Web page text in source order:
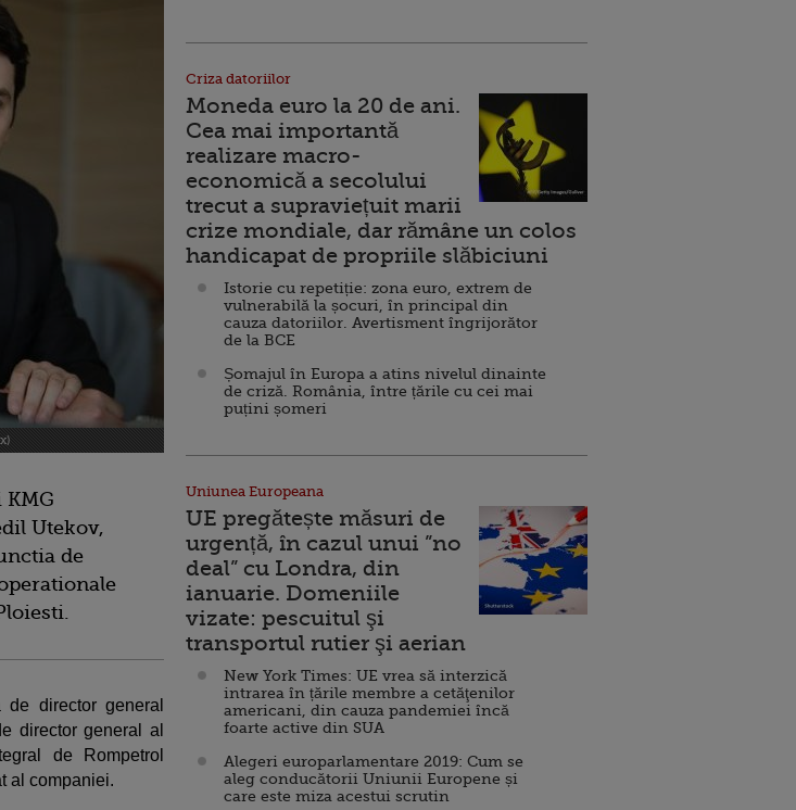
Utekov,
de
director general
director general al
de Rompetrol
al companiei.
Criza datoriilor
Moneda euro la 20 de ani.
Cea mai importantă
realizare macro-
economică a secolului
trecut a supraviețuit marii
crize mondiale, dar rămâne un colos
handicapat de propriile slăbiciuni
Istorie cu repetiție: zona euro, extrem de
vulnerabilă la șocuri, în principal din
cauza datoriilor. Avertisment îngrijorător
de la BCE
Șomajul în Europa a atins nivelul dinainte
de criză. România, între țările cu cei mai
puțini șomeri
Uniunea Europeana
UE pregătește măsuri de
urgență, în cazul unui ”no
deal” cu Londra, din
ianuarie. Domeniile
vizate: pescuitul şi
transportul rutier şi aerian
New York Times: UE vrea să interzică
intrarea în țările membre a cetăţenilor
americani, din cauza pandemiei încă
foarte active din SUA
Alegeri europarlamentare 2019: Cum se
aleg conducătorii Uniunii Europene și
care este miza acestui scrutin